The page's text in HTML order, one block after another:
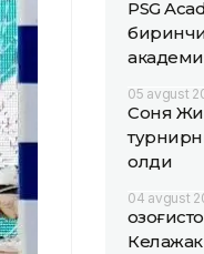
PSG
05 avgust
Соня
олди
04 avgust